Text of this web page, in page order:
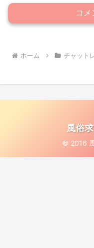
コメ
ホーム チャット
風俗
© 2016